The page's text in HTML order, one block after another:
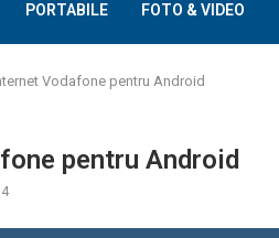
PORTABILE FOTO & VIDEO
Vodafone pentru Android
pentru Android